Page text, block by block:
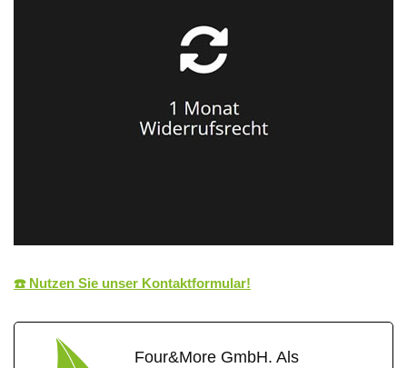
☎️ Nutzen Sie unser Kontaktformular!
Four&More GmbH. Als